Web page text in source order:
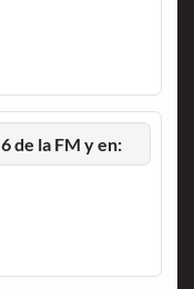
de la FM y en: